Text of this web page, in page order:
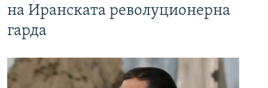
на Иранската револуционерна
гарда